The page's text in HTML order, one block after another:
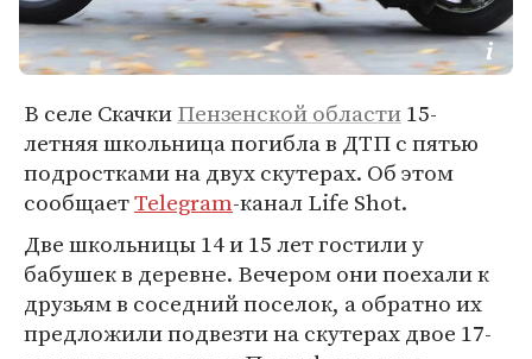
В селе СкачкиПензенской области15-
летняя школьница погибла в ДТП с пятью
подростками на двух скутерах. Об этом
сообщаетTelegram-канал Life Shot.
Две школьницы 14 и 15 лет гостили у
бабушек в деревне. Вечером они поехали к
друзьям в соседний поселок, а обратно их
предложили подвезти на скутерах двое 17-